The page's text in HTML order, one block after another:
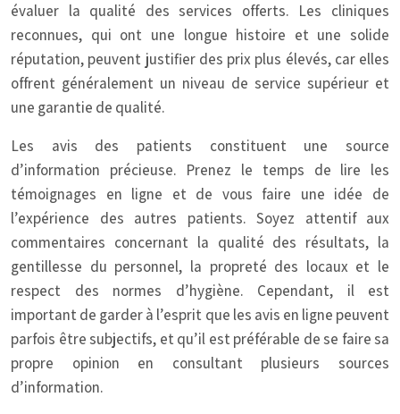
évaluer la qualité des services offerts. Les cliniques
reconnues, qui ont une longue histoire et une solide
réputation, peuvent justifier des prix plus élevés, car elles
offrent généralement un niveau de service supérieur et
une garantie de qualité.
Les avis des patients constituent une source
d’information précieuse. Prenez le temps de lire les
témoignages en ligne et de vous faire une idée de
l’expérience des autres patients. Soyez attentif aux
commentaires concernant la qualité des résultats, la
gentillesse du personnel, la propreté des locaux et le
respect des normes d’hygiène. Cependant, il est
important de garder à l’esprit que les avis en ligne peuvent
parfois être subjectifs, et qu’il est préférable de se faire sa
propre opinion en consultant plusieurs sources
d’information.